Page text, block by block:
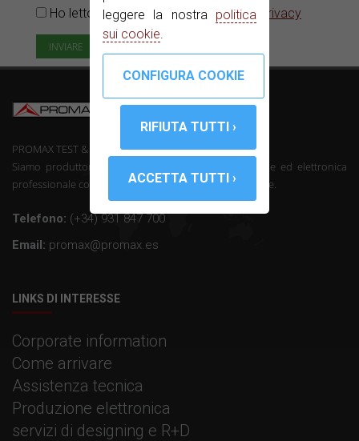
leggere la nostra politica
sui cookie
Ho letto e accetto il Informativa sulla privacy
PROMAX TEST & MEASUREMENT, SLU ©
Siamo produttori di telecomunicazioni strumentazione ed elettronica
professionale con oltre 50 anni di esperienza nel settore.
Telefono: (+34) 931 847 700
Email: promax@promax.es
LINKS DI INTERESSE
Corporate information
Come arrivare
Assistenza tecnica
Produzione elettronica
servizi di designing e R+D